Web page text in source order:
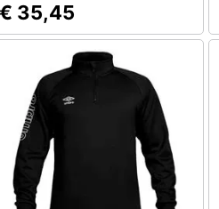
€ 35,45